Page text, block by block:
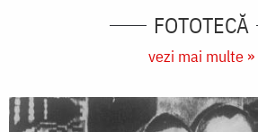
FOTOTECĂ
vezi mai multe »